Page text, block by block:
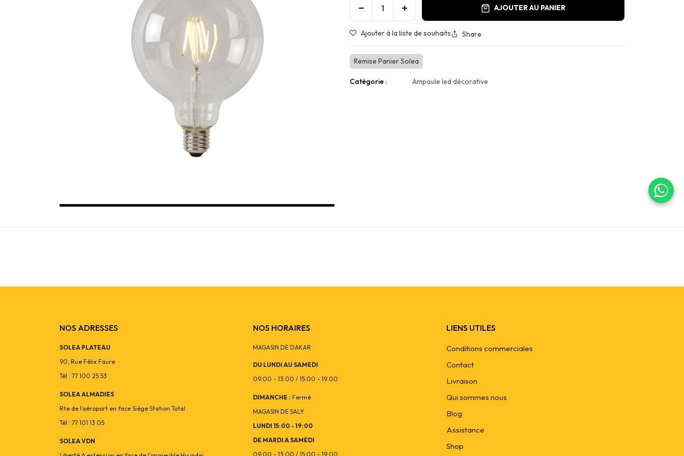
AJOUTER AU PANIER
Ajouter à la liste de souhaits Share
Remise Panier Solea
Catégorie : Ampoule led décorative
NOS ADRESSES
SOLEA PLATEAU
90, Rue Félix Faure
Tél : 77 100 25 53
SOLEA ALMADIES
Rte de l'aéroport en face Siège Station Total
Tél : 77 101 13 05
SOLEA VDN
NOS HORAIRES
MAGASIN DE DAKAR
DU LUNDI AU SAMEDI
09:00 - 13:00 / 15:00 - 19:00
DIMANCHE : Fermé
MAGASIN DE SALY
LUNDI 15:00 - 19:00
DE MARDI A SAMEDI
09:00 - 13:00 / 15:00 - 19:00
LIENS UTILES
Conditions commerciales
Contact
Livraison
Qui sommes nous
Blog
Assistance
Shop